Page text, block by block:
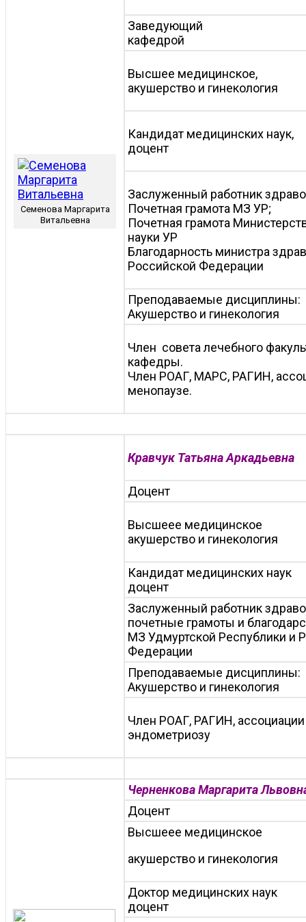
Семенова Маргарита
Витальевна
Заведующий
кафедрой
Высшее медицинское,
акушерство и гинекология
Кандидат медицинских наук,
доцент
Заслуженный работник
Почетная грамота МЗ УР;
Почетная грамота
науки УР
Благодарность министра
Российской Федерации
Преподаваемые дисциплины:
Акушерство и гинекология
Член совета лечебного
кафедры.
Член РОАГ, МАРС, РАГИН,
менопаузе.
Кравчук Татьяна Аркадьевна
Доцент
Высшеее медицинское
акушерство и гинекология
Кандидат медицинских наук
доцент
Заслуженный работник
почетные грамоты и
МЗ Удмуртской Республики и
Федерации
Преподаваемые дисциплины:
Акушерство и гинекология
Член РОАГ, РАГИН,
эндометриозу
Черненкова Маргарита
Доцент
Высшеее медицинское
акушерство и гинекология
Доктор медицинских наук
доцент